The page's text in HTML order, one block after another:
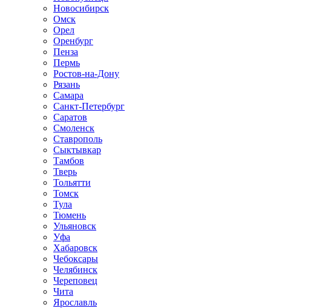
Новосибирск
Омск
Орел
Оренбург
Пенза
Пермь
Ростов-на-Дону
Рязань
Самара
Санкт-Петербург
Саратов
Смоленск
Ставрополь
Сыктывкар
Тамбов
Тверь
Тольятти
Томск
Тула
Тюмень
Ульяновск
Уфа
Хабаровск
Чебоксары
Челябинск
Череповец
Чита
Ярославль